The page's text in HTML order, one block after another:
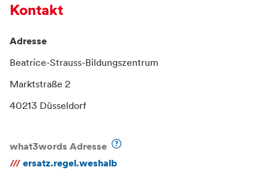
Kontakt
Adresse
Beatrice-Strauss-Bildungszentrum
Marktstraße 2
40213 Düsseldorf
what3words Adresse
/// ersatz.regel.weshalb